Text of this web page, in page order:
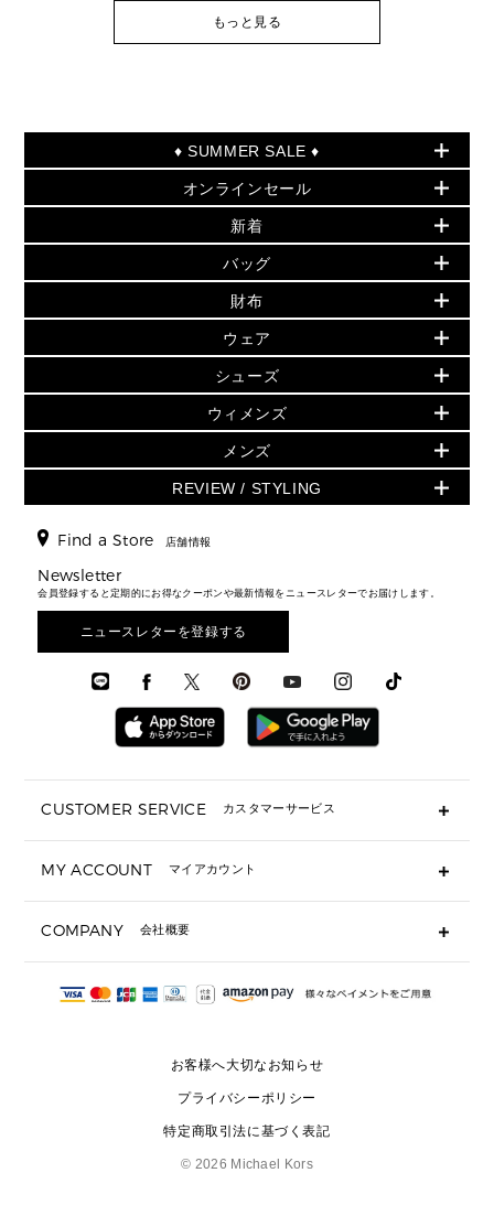
もっと見る
♦ SUMMER SALE ♦
セールおすすめアイテム
▶ ウィメンズ
バッグ
小物
シューズ・靴
ウェア
アクセサリー
時計
▶ メンズ
バッグ
ウェア
アクセサリー
オンラインセール
PRODUCT OF THE MONTH - 今月の特別価格
再値下げアイテム
追加アイテム
▶ ウィメンズすべて(ウェア・シューズ除く)
バッグ
財布・小物
ウェア
シューズ
時計・ジュエリー
アクセサリー
メンズ バッグ
メンズ 財布・小物
メンズ シューズ
メンズ ウェア
メンズ 時計・その他
新着
初夏のスタイル
▶ すべて
▶ ウィメンズすべて
財布・小物
アクセサリー
フレグランス
シューズ
▶ メンズすべて
メンズ財布・小物
メンズアクセサリー
メンズウェア
バッグ
人気の定番アイテム
日本限定 - バッグ
▶ ウィメンズすべて
トートバッグ
ショルダーバッグ
クロスボディ・斜め掛け
トラベル
3 IN 1 / 2 IN 1 バッグ
▶ メンズすべて
財布
日本限定 - 財布・小物
▶ ウィメンズすべて
GREENWICH
折り財布(二つ折り・三つ折り)
長財布
▶ メンズすべて
ウェア
▶ ウィメンズすべて
トップス
スカート・パンツ
ジャケット・アウター
▶ メンズすべて
シューズ
▶ ウィメンズすべて
サンダル
スニーカー
▶ メンズすべて
ウィメンズ
人気の定番アイテム
▶ ウィメンズすべて
▶ バッグすべて
通勤・通学アイテム
3 IN 1 バッグ
ミニ財布・フラグメントケース
▶ 小物すべて
定期ケース・カードケース・名刺入れ
サンダル
スニーカー
▶ ウェア
メンズ
▶ メンズすべて
財布・小物
時計・ジュエリー
アクセサリー
REVIEW / STYLING
エディターレビュー
Find a Store 店舗情報
Newsletter
会員登録すると定期的にお得なクーポンや最新情報をニュースレターでお届けします。
ニュースレターを登録する
CUSTOMER SERVICE カスタマーサービス
ギフト用にラッピングができますか？
ショッピングバッグを購入商品分送ってもらえますか？
注文後に完了メールが受信できないのですが？
サイズ交換はできますか？
MY ACCOUNT マイアカウント
COMPANY 会社概要
会社概要
お客様へ大切なお知らせ
プライバシーポリシー
特定商取引法に基づく表記
© 2026 Michael Kors